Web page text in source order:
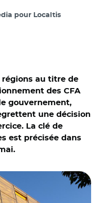
pour Localtis
régions au titre de
des CFA
gouvernement,
une décision
La clé de
est précisée dans